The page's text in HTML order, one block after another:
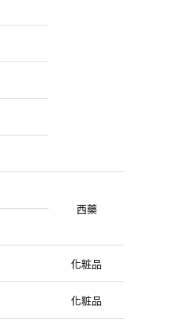
西藥
化粧品
化粧品